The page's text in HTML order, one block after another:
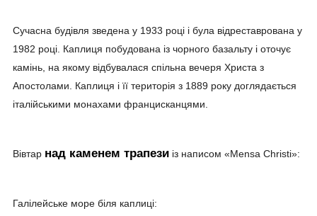
Сучасна будівля зведена у 1933 році і була відреставрована у
1982 році. Каплиця побудована із чорного базальту і оточує
камінь, на якому відбувалася спільна вечеря Христа з
Апостолами. Каплиця і її територія з 1889 року доглядається
італійськими монахами францисканцями.
Вівтар над каменем трапези із написом «Mensa Christi»:
Галілейське море біля каплиці: